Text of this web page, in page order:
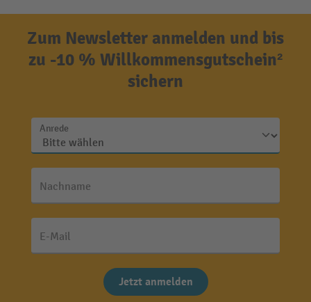
Zum Newsletter anmelden und bis
zu -10 % Willkommensgutschein²
sichern
Anrede
Nachname
E-Mail
Jetzt anmelden